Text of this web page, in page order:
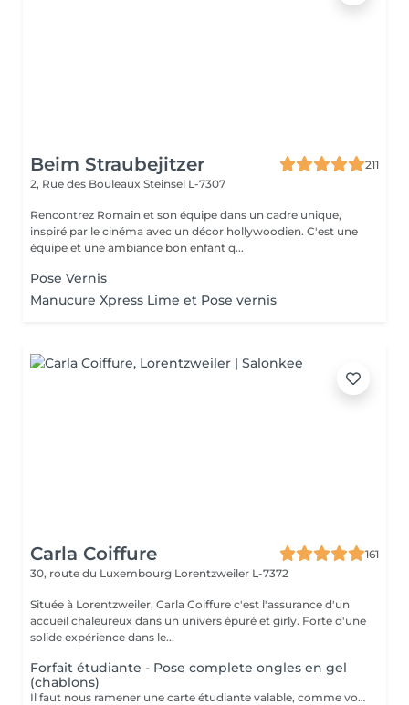
Beim Straubejitzer
211
2, Rue des Bouleaux Steinsel L-7307
Rencontrez Romain et son équipe dans un cadre unique,
inspiré par le cinéma avec un décor hollywoodien. C'est une
équipe et une ambiance bon enfant q...
Pose Vernis
Manucure Xpress Lime et Pose vernis
Carla Coiffure
161
30, route du Luxembourg Lorentzweiler L-7372
Située à Lorentzweiler, Carla Coiffure c'est l'assurance d'un
accueil chaleureux dans un univers épuré et girly. Forte d'une
solide expérience dans le...
Forfait étudiante - Pose complete ongles en gel
(chablons)
Il faut nous ramener une carte étudiante valable, comme vous êtes étudiante.